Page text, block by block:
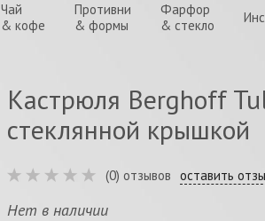
Чай
& кофе
Противни
& формы
Фарфор
& стекло
Кастрюля Berghoff
стеклянной крышкой
(0) отзывов оставить
Нет в наличии